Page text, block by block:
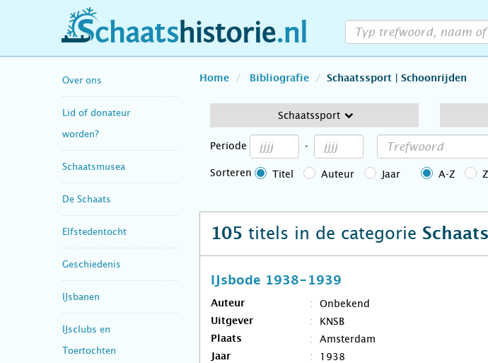
schaatshistorie.nl
Over ons
Lid of donateur
worden?
Schaatsmusea
De Schaats
Elfstedentocht
Geschiedenis
IJsbanen
IJsclubs en
Toertochten
Home Bibliografie Schaatssport | Schoonrijden
Schaatssport
Periode -
Sorteren Titel Auteur Jaar A-Z
105 titels in de categorie
IJsbode 1938-1939
Auteur Onbekend
Uitgever KNSB
Plaats Amsterdam
Jaar 1938